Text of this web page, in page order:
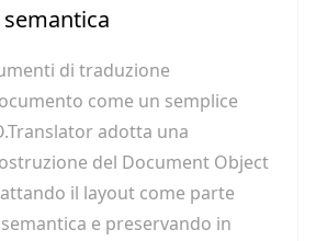
di traduzione
come un semplice
adotta una
del Document Object
il layout come parte
e preservando in